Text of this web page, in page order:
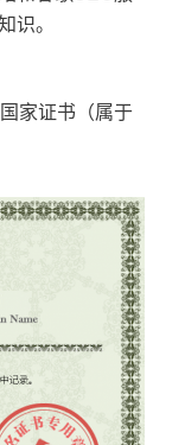
识。
家证书（属于